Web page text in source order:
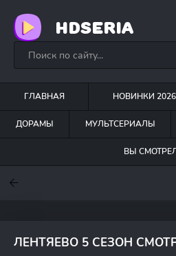
HDSERIA
ГЛАВНАЯ НОВИНКИ 2026
ДОРАМЫ МУЛЬТСЕРИАЛЫ
ВЫ
ЛЕНТЯЕВО 5 СЕЗОН
3.5 6.0